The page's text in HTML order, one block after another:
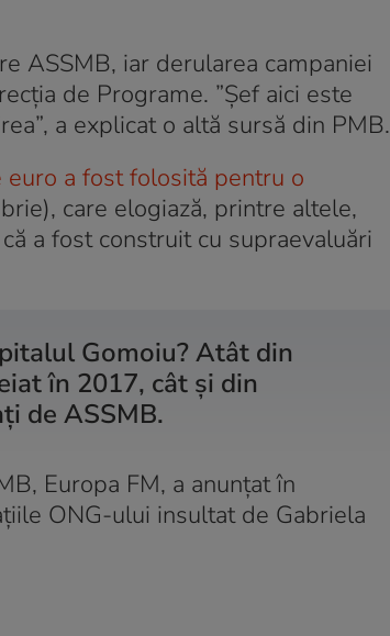
ASSMB, iar derularea campaniei
de Programe. ”Șef aici este
a explicat o altă sursă din PMB.
a fost folosită pentru o
care elogiază, printre altele,
a fost construit cu supraevaluări
Gomoiu? Atât din
în 2017, cât și din
de ASSMB.
Europa FM, a anunțat în
ONG-ului insultat de Gabriela